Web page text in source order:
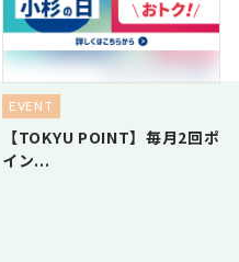
EVENT
【TOKYU POINT】毎月2回ポ
イン...